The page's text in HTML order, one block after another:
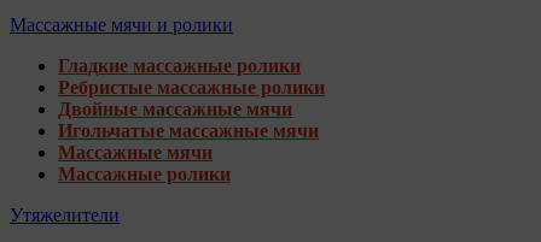
Массажные мячи и ролики
Гладкие массажные ролики
Ребристые массажные ролики
Двойные массажные мячи
Игольчатые массажные мячи
Массажные мячи
Массажные ролики
Утяжелители